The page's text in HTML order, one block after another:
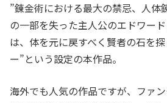
”錬金術における最大の禁忌、人体
の一部を失った主人公のエドワー
は、体を元に戻すべく賢者の石を
ー”という設定の本作品。
海外でも人気の作品ですが、ファ